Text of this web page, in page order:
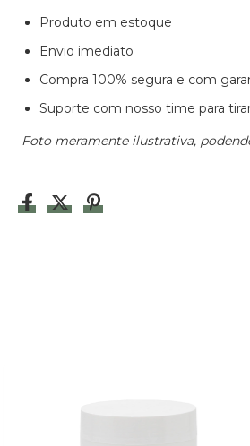
Produto em estoque
Envio imediato
Compra 100% segura e com
Suporte com nosso time para
Foto meramente ilustrativa,